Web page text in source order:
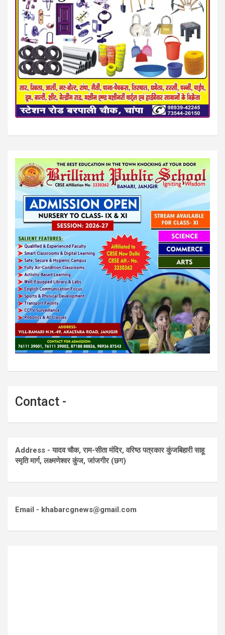
Contact -
Address - यादव चौक, राम-सीता मंदिर, वरिष्ठ पत्रकार कुंजबिहारी साहू
स्मृति मार्ग, लक्ष्मणेश्वर कुंज, जांजगीर (छग)
Email - khabarcgnews@gmail.com